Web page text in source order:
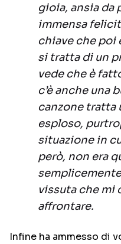
gioia, ansia da
immensa
chiave che poi
si tratta di un
vede che è
c’è anche una
canzone tratta
esploso,
situazione in
però, non era
vissuta che mi
affrontare.
Infine ha ammesso di